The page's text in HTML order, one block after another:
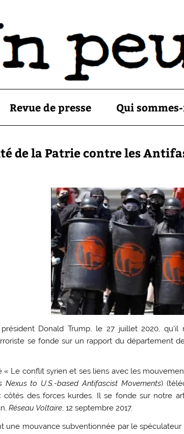
Revue de presse Qui
de la Patrie contre les
président Donald Trump, le 27 juillet 2020,
se fonde sur un rapport du département
« Le conflit syrien et ses liens avec les
Nexus to U.S.-based Antifascist Movements)
côtés des forces kurdes. Il se fonde sur notre
Réseau Voltaire, 12 septembre 2017.
une mouvance subventionnée par le spéculateur